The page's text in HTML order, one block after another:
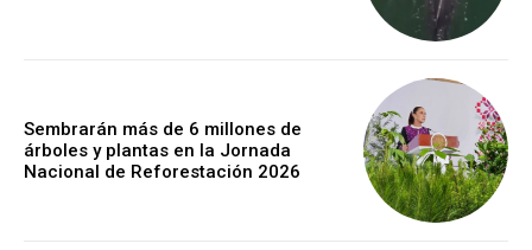
Sembrarán más de 6 millones de
árboles y plantas en la Jornada
Nacional de Reforestación 2026